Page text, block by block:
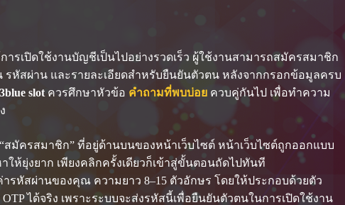
เปิดใช้งานบัญชีเป็นไปอย่างรวดเร็ว ผู้ใช้งานสามารถสมัครสมาชิก
สผ่าน และรายละเอียดสำหรับยืนยันตัวตน หลังจากกรอกข้อมูลครบ
slot ควรศึกษาหัวข้อ คำถามที่พบบ่อย ควบคู่กันไป เพื่อทำความ
ครสมาชิก” ที่อยู่ด้านบนของหน้าเว็บไซต์ หน้าเว็บไซต์ถูกออกแบบ
ห้ยุ่งยาก เพียงคลิกครั้งเดียวก็เข้าสู่ขั้นตอนถัดไปทันที
หัสผ่านของคุณ ความยาว 8–15 ตัวอักษร โดยให้ประกอบด้วยตัว
ได้จริง เพราะระบบจะส่งรหัสนี้เพื่อยืนยันตัวตนในการเปิดใช้งาน